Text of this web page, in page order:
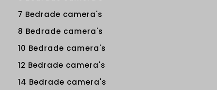
7 Bedrade camera's
8 Bedrade camera's
10 Bedrade camera's
12 Bedrade camera's
14 Bedrade camera's